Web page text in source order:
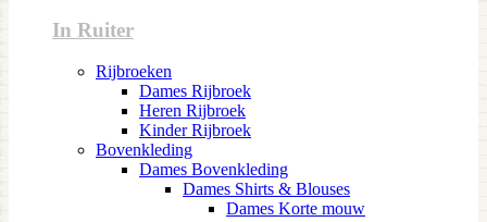
In Ruiter
Rijbroeken
Dames Rijbroek
Heren Rijbroek
Kinder Rijbroek
Bovenkleding
Dames Bovenkleding
Dames Shirts & Blouses
Dames Korte mouw